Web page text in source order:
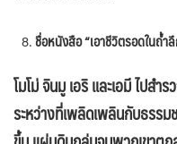
ชื่อหนังสือ “เอาชีวิตรอดในถ้ำ
โมโม่ จินมู เอริ และเอมี ไปสำ
ระหว่างที่เพลิดเพลินกับธรร